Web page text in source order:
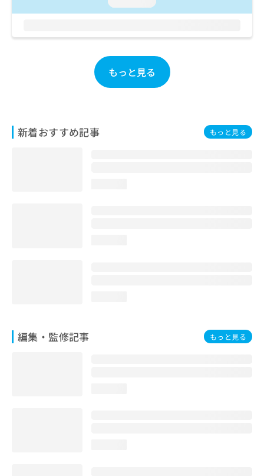
もっと見る
新着おすすめ記事 もっと見る
編集・監修記事 もっと見る